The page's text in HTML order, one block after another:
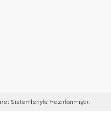
Sistemleriyle Hazırlanmıştır.